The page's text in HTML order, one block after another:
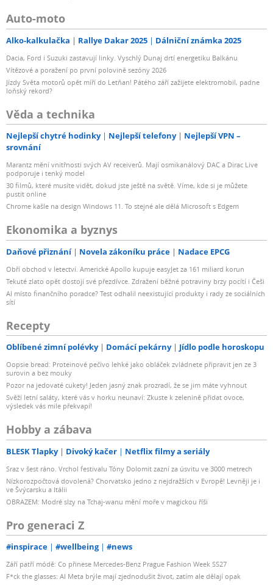
Auto-moto
Alko-kalkulačka Rallye Dakar 2025 Dálniční známka 2025
Dacia, Ford i Suzuki zastavují linky. Vyschlý Dunaj drtí energetiku Balkánu
Vítězové a poražení po první polovině sezóny 2026
Jízdy Světa motorů opět míří do Letňan! Pátého září zažijete elektromobil, padne
loňský rekord?
Věda a technika
Nejlepší chytré hodinky Nejlepší telefony
Nejlepší VPN –
srovnání
Marantz mění vnitřnosti svých AV receiverů. Mají osmikanálový DAC a Dirac Live
podporuje i tenký model
30 filmů, které musíte vidět, dokud jste ještě na světě. Víme, kde si je můžete
pustit online
Chrome kašle na design Windows 11. To stejné ale dělá Microsoft s Edgem
Ekonomika a byznys
Daňové přiznání Novela zákoníku práce Nadace EPCG
Obří obchod v letectví. Americké Apollo kupuje easyJet za 161 miliard korun
Tekuté zlato opět dostojí své přezdívce. Zdražení běžné potraviny brzy pocítí i Češi
AI místo finančního poradce? Test odhalil neexistující produkty i rady ze sociálních
sítí
Recepty
Oblíbené zimní polévky Domácí pekárny Jídlo podle horoskopu
Oopsie bread: Proteinové pečivo lehké jako obláček zvládnete připravit jen ze 3
surovin a bez mouky
Pozor na jedovaté cukety! Jeden jasný znak prozradí, že se jim máte vyhnout
Svěží letní saláty, které vás v horku neunaví: Zkuste k zelenině přidat ovoce,
výsledek vás mile překvapí!
Hobby a zábava
BLESK Tlapky Divoký kačer Netflix filmy a seriály
Sraz v šest ráno. Vrchol festivalu Tóny Dolomit zazní za úsvitu ve 3000 metrech
Nízkorozpočtová dovolená? Chorvatsko jedno z nejdražších v Evropě! Levněji je i
ve Švýcarsku a Itálii
OBRAZEM: Modré slzy na Tchaj-wanu mění moře v magickou říši
Pro generaci Z
#inspirace #wellbeing #news
Září patří módě: Co přinese Mercedes-Benz Prague Fashion Week SS27
F*ck the glasses: AI Meta brýle mají zjednodušit život, zatím ale dělají opak